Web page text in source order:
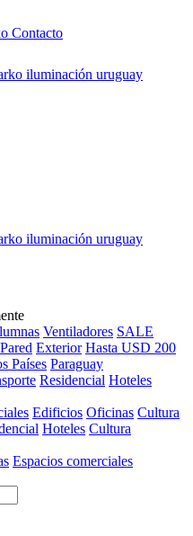
Contacto
Ventiladores SALE
Pared Exterior Hasta USD 200
Países Paraguay
Residencial Hoteles
Edificios Oficinas Cultura
Hoteles Cultura
Espacios comerciales